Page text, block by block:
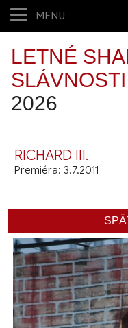
MENU
LETNÉ
SLÁVNOSTI
2026
RICHARD III.
Premiéra: 3.7.2011